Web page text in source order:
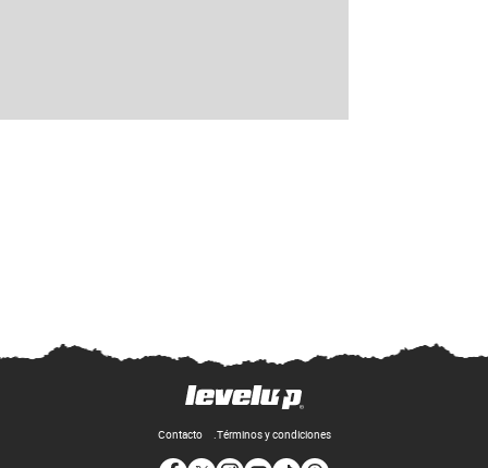
Contacto Términos y condiciones